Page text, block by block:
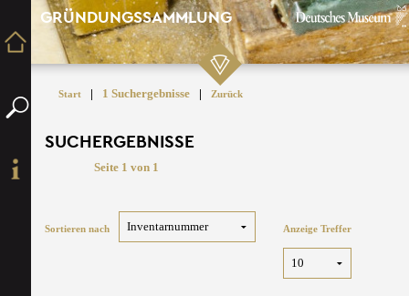
GRÜNDUNGSSAMMLUNG
Start | 1 Suchergebnisse | Zurück
SUCHERGEBNISSE
Seite 1 von 1
Sortieren nach Anzeige Treffer